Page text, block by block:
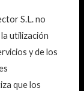
S.L. no
utilización
y de los
que los